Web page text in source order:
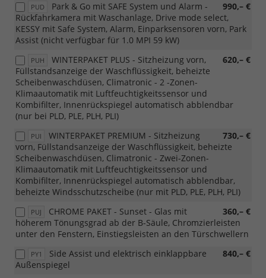
PUD 990,– €
Park & Go mit SAFE System und Alarm -
Rückfahrkamera mit Waschanlage, Drive mode select,
KESSY mit Safe System, Alarm, Einparksensoren vorn, Park
Assist (nicht verfügbar für 1.0 MPI 59 kW)
PUH 620,– €
WINTERPAKET PLUS - Sitzheizung vorn,
Füllstandsanzeige der Waschflüssigkeit, beheizte
Scheibenwaschdüsen, Climatronic - 2 -Zonen-
Klimaautomatik mit Luftfeuchtigkeitssensor und
Kombifilter, Innenrückspiegel automatisch abblendbar
(nur bei PLD, PLE, PLH, PLI)
PUI 730,– €
WINTERPAKET PREMIUM - Sitzheizung
vorn, Füllstandsanzeige der Waschflüssigkeit, beheizte
Scheibenwaschdüsen, Climatronic - Zwei-Zonen-
Klimaautomatik mit Luftfeuchtigkeitssensor und
Kombifilter, Innenrückspiegel automatisch abblendbar,
beheizte Windsschutzscheibe (nur mit PLD, PLE, PLH, PLI)
PUJ 360,– €
CHROME PAKET - Sunset - Glas mit
höherem Tönungsgrad ab der B-Säule, Chromzierleisten
unter den Fenstern, Einstiegsleisten an den Türschwellern
PY1 840,– €
Side Assist und elektrisch einklappbare
Außenspiegel